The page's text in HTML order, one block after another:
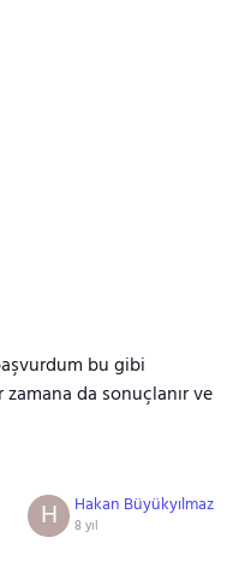
bu gibi
da sonuçlanır ve
Hakan Büyükyılmaz
8 yıl
H